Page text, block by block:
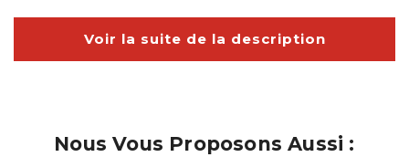
Voir la suite de la description
Nous Vous Proposons Aussi :